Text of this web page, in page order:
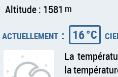
Altitude : 1581 m
actuellement : 16°C
La
la